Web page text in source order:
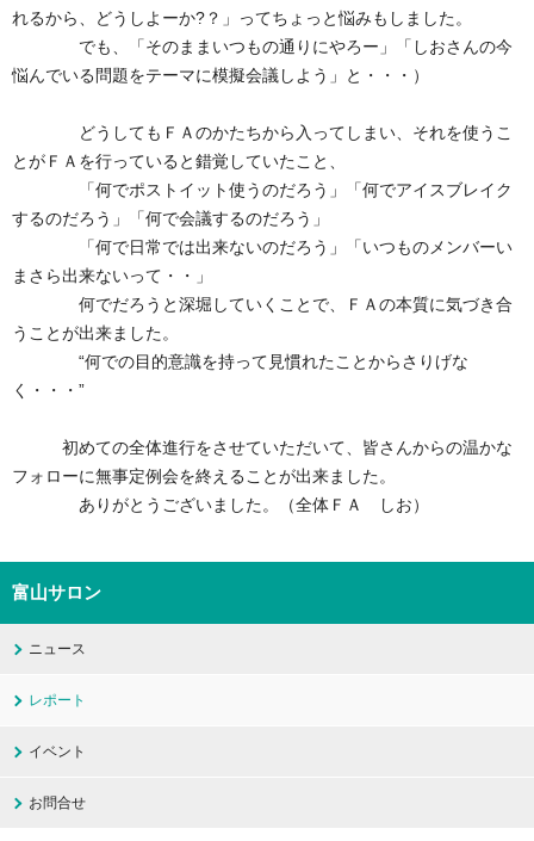
れるから、どうしよーか?？」ってちょっと悩みもしました。
でも、「そのままいつもの通りにやろー」「しおさんの今
悩んでいる問題をテーマに模擬会議しよう」と・・・）
どうしてもＦＡのかたちから入ってしまい、それを使うこ
とがＦＡを行っていると錯覚していたこと、
「何でポストイット使うのだろう」「何でアイスブレイク
するのだろう」「何で会議するのだろう」
「何で日常では出来ないのだろう」「いつものメンバーい
まさら出来ないって・・」
何でだろうと深堀していくことで、ＦＡの本質に気づき合
うことが出来ました。
“何での目的意識を持って見慣れたことからさりげな
く・・・”
初めての全体進行をさせていただいて、皆さんからの温かな
フォローに無事定例会を終えることが出来ました。
ありがとうございました。（全体ＦＡ しお）
富山サロン
ニュース
レポート
イベント
お問合せ